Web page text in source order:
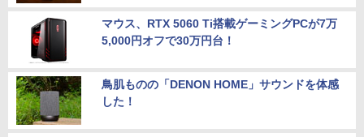
マウス、RTX 5060 Ti搭載ゲーミングPCが7万
5,000円オフで30万円台！
鳥肌ものの「DENON HOME」サウンドを体感
した！